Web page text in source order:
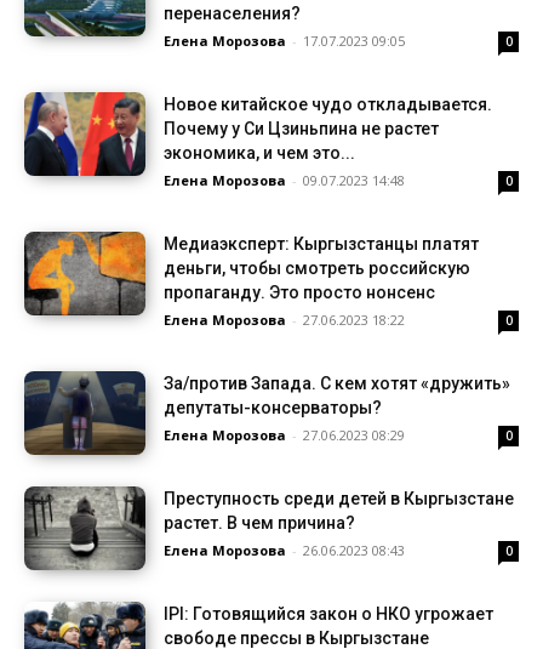
перенаселения?
Елена Морозова - 17.07.2023 09:05 0
Новое китайское чудо откладывается.
Почему у Си Цзиньпина не растет
экономика, и чем это...
Елена Морозова - 09.07.2023 14:48 0
Медиаэксперт: Кыргызстанцы платят
деньги, чтобы смотреть российскую
пропаганду. Это просто нонсенс
Елена Морозова - 27.06.2023 18:22 0
За/против Запада. С кем хотят «дружить»
депутаты-консерваторы?
Елена Морозова - 27.06.2023 08:29 0
Преступность среди детей в Кыргызстане
растет. В чем причина?
Елена Морозова - 26.06.2023 08:43 0
IPI: Готовящийся закон о НКО угрожает
свободе прессы в Кыргызстане